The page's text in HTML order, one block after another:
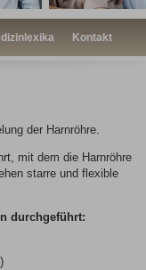
Kontakt
der Harnröhre.
mit dem die Harnröhre
starre und flexible
durchgeführt: